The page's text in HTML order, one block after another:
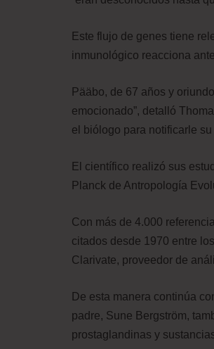
Este flujo de genes tiene
inmunológico reacciona
Pääbo, de 67 años y
emocionado”, detalló
el biólogo para notificarle su
El científico realizó sus
Planck de Antropología
Con más de 4.000
citados desde 1970 entre
Clarivate, proveedor de
De esta manera continúa
padre, Sune Bergström,
prostaglandinas y